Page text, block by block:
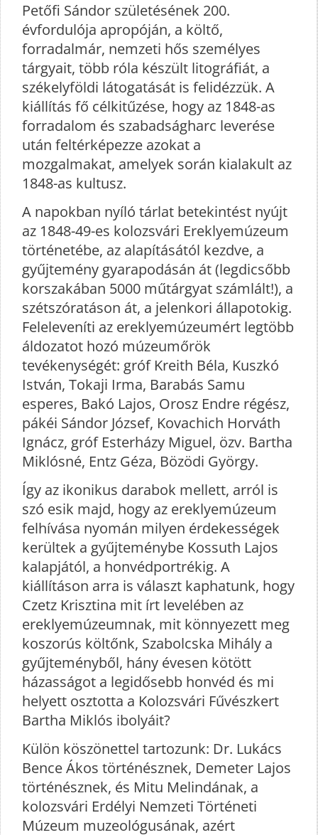
Petőfi Sándor születésének 200.
évfordulója apropóján, a költő,
forradalmár, nemzeti hős személyes
tárgyait, több róla készült litográfiát, a
székelyföldi látogatását is felidézzük. A
kiállítás fő célkitűzése, hogy az 1848-as
forradalom és szabadságharc leverése
után feltérképezze azokat a
mozgalmakat, amelyek során kialakult az
1848-as kultusz.
A napokban nyíló tárlat betekintést nyújt
az 1848-49-es kolozsvári Ereklyemúzeum
történetébe, az alapításától kezdve, a
gyűjtemény gyarapodásán át (legdicsőbb
korszakában 5000 műtárgyat számlált!), a
szétszóratáson át, a jelenkori állapotokig.
Feleleveníti az ereklyemúzeumért legtöbb
áldozatot hozó múzeumőrök
tevékenységét: gróf Kreith Béla, Kuszkó
István, Tokaji Irma, Barabás Samu
esperes, Bakó Lajos, Orosz Endre régész,
pákéi Sándor József, Kovachich Horváth
Ignácz, gróf Esterházy Miguel, özv. Bartha
Miklósné, Entz Géza, Bözödi György.
Így az ikonikus darabok mellett, arról is
szó esik majd, hogy az ereklyemúzeum
felhívása nyomán milyen érdekességek
kerültek a gyűjteménybe Kossuth Lajos
kalapjától, a honvédportrékig. A
kiállításon arra is választ kaphatunk, hogy
Czetz Krisztina mit írt levelében az
ereklyemúzeumnak, mit könnyezett meg
koszorús költőnk, Szabolcska Mihály a
gyűjteményből, hány évesen kötött
házasságot a legidősebb honvéd és mi
helyett osztotta a Kolozsvári Fűvészkert
Bartha Miklós ibolyáit?
Külön köszönettel tartozunk: Dr. Lukács
Bence Ákos történésznek, Demeter Lajos
történésznek, és Mitu Melindának, a
kolozsvári Erdélyi Nemzeti Történeti
Múzeum muzeológusának, azért